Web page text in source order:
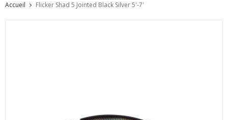
Accueil Flicker Shad 5 Jointed Black Silver 5'-7'